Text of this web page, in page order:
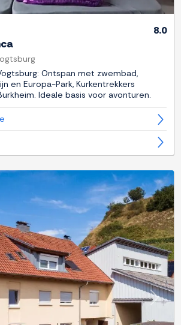
8.0
Ontspan met zwembad,
en Europa-Park, Kurkentrekkers
Ideale basis voor avonturen.
Next